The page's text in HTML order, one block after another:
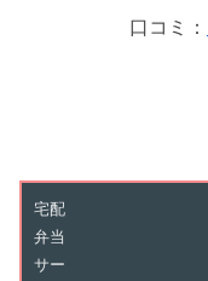
口コミ：
宅配
弁当
サー